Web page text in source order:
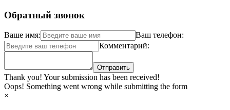
Обратный звонок
Ваше имя:
Ваш телефон:
Комментарий:
Thank you! Your submission has been received!
Oops! Something went wrong while submitting the form
×